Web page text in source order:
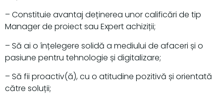
– Constituie avantaj deținerea unor calificări de tip
Manager de proiect sau Expert achiziții;
– Să ai o înțelegere solidă a mediului de afaceri și o
pasiune pentru tehnologie și digitalizare;
– Să fii proactiv(ă), cu o atitudine pozitivă și orientată
către soluții;